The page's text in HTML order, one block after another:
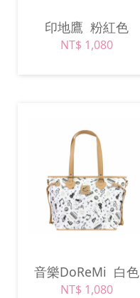
印地鷹 粉紅色
NT$ 1,080
音樂DoReMi 白色
NT$ 1,080